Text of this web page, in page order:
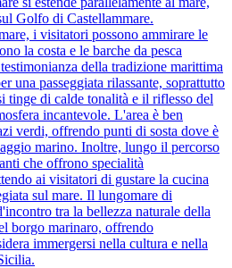
Golfo di Castellammare.
i visitatori possono ammirare le
la costa e le barche da pesca
della tradizione marittima
una passeggiata rilassante, soprattutto
tinge di calde tonalità e il riflesso del
incantevole. L'area è ben
verdi, offrendo punti di sosta dove è
marino. Inoltre, lungo il percorso
che offrono specialità
ai visitatori di gustare la cucina
sul mare. Il lungomare di
tra la bellezza naturale della
borgo marinaro, offrendo
immergersi nella cultura e nella